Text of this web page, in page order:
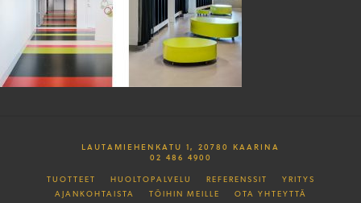
LAUTAMIEHENKATU 1, 20780 KAARINA
02 486 4900
TUOTTEET HUOLTOPALVELU REFERENSSIT
YRITYS
AJANKOHTAISTA
TÖIHIN MEILLE OTA YHTEYTTÄ